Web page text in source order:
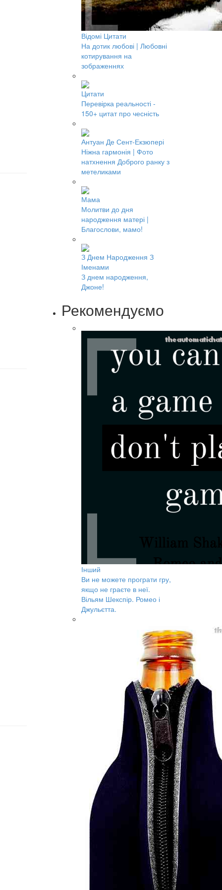
Відомі Цитати
На дотик любові | Любовні
котирування на
зображеннях
Цитати
Перевірка реальності -
150+ цитат про чесність
Антуан Де Сент-Екзюпері
Ніжна гармонія | Фото
натхнення Доброго ранку з
метеликами
Мама
Молитви до дня
народження матері |
Благослови, мамо!
З Днем ​​Народження З
Іменами
З днем ​​народження,
Джоне!
Рекомендуємо
Інший
Ви не можете програти гру,
якщо не граєте в неї.
Вільям Шекспір. Ромео і
Джульєтта.